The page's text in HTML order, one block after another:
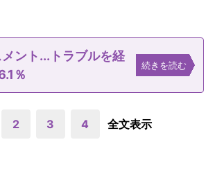
ント...トラブルを経
％
続きを読む
2 3 4 全文表示